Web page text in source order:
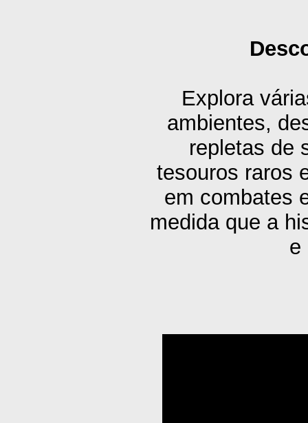
Explora
ambientes,
repletas de
tesouros raros
em combates
medida que a
e